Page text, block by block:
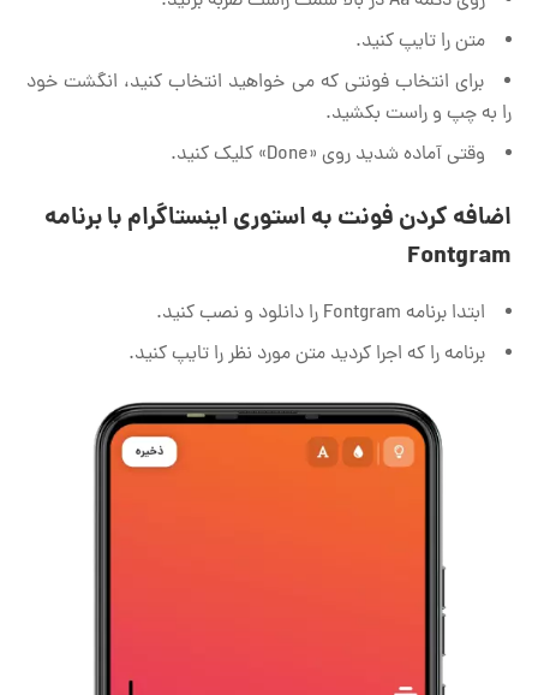
متن را تایپ کنید.
برای انتخاب فونتی که می خواهید انتخاب کنید، انگشت خود
را به چپ و راست بکشید.
وقتی آماده شدید روی «Done» کلیک کنید.
اضافه کردن فونت به استوری اینستاگرام با برنامه
Fontgram
ابتدا برنامه Fontgram را دانلود و نصب کنید.
برنامه را که اجرا کردید متن مورد نظر را تایپ کنید.